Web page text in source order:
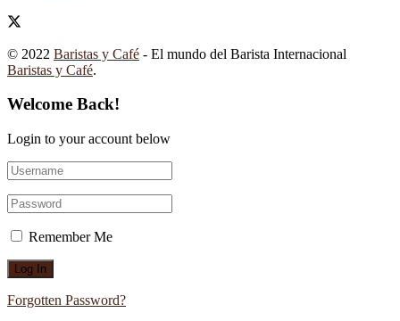
© 2022 Baristas y Café - El mundo del Barista Internacional
Baristas y Café.
Welcome Back!
Login to your account below
Remember Me
Forgotten Password?